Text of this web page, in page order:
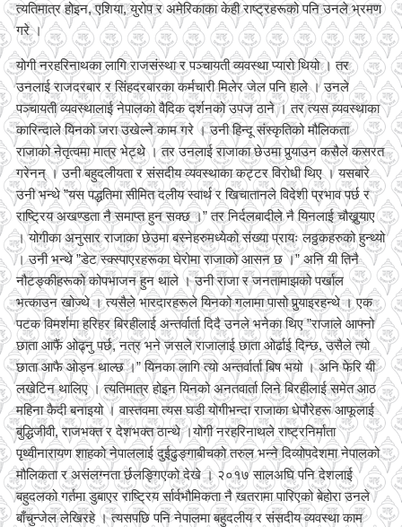
त्यतिमात्र होइन, एशिया, युरोप र अमेरिकाका केही राष्ट्रहरूको पनि उनले भ्रमण
गरे ।
योगी नरहरिनाथका लागि राजसंस्था र पञ्चायती व्यवस्था प्यारो थियो । तर
उनलाई राजदरबार र सिंहदरबारका कर्मचारी मिलेर जेल पनि हाले । उनले
पञ्चायती व्यवस्थालाई नेपालको वैदिक दर्शनको उपज ठाने । तर त्यस व्यवस्थाका
कारिन्दाले यिनको जरा उखेल्ने काम गरे । उनी हिन्दू संस्कृतिको मौलिकता
राजाको नेतृत्वमा मात्र भेट्थे । तर उनलाई राजाका छेउमा पुर्‍याउन कसैले कसरत
गरेनन् । उनी बहुदलीयता र संसदीय व्यवस्थाका कट्टर विरोधी थिए । यसबारे
उनी भन्थे ”यस पद्धतिमा सीमित दलीय स्वार्थ र खिचातानले विदेशी प्रभाव पर्छ र
राष्ट्रिय अखण्डता नै समाप्त हुन सक्छ ।” तर निर्दलबादीले नै यिनलाई चौखुर्‍याए
। योगीका अनुसार राजाका छेउमा बस्नेहरुमध्येको संख्या प्रायः लठ्ठकहरुको हुन्थ्यो
। उनी भन्थे ”डेट स्क्स्पाएरहरूका घेरोमा राजाको आसन छ ।” अनि यी तिनै
नौटङ्कीहरूको कोपभाजन हुन थाले । उनी राजा र जनतामाझको पर्खाल
भत्काउन खोज्थे । त्यसैले भारदारहरूले यिनको गलामा पासो पुर्‍याइरहन्थे । एक
पटक विमर्शमा हरिहर बिरहीलाई अन्तर्वार्ता दिदै उनले भनेका थिए ”राजाले आफ्नो
छाता आफैं ओढ्नु पर्छ, नत्र भने जसले राजालाई छाता ओर्ढाई दिन्छ, उसैले त्यो
छाता आफै ओड्न थाल्छ ।” यिनका लागि त्यो अन्तर्वार्ता बिष भयो । अनि फेरि यी
लखेटिन थालिए । त्यतिमात्र होइन यिनको अनतवार्ता लिने बिरहीलाई समेत आठ
महिना कैदी बनाइयो । वास्तवमा त्यस घडी योगीभन्दा राजाका धेपौरेहरू आफूलाई
बुद्धिजीवी, राजभक्त र देशभक्त ठान्थे ।योगी नरहरिनाथले राष्ट्रनिर्माता
पृथ्वीनारायण शाहको नेपाललाई दुईढुङ्गाबीचको तरुल भन्ने दिव्योपदेशमा नेपालको
मौलिकता र असंलग्नता र्छलङ्गिएको देखे । २०१७ सालअघि पनि देशलाई
बहुदलको गर्तमा डुबाएर राष्ट्रिय र्सार्वभौमिकता नै खतरामा पारिएको बेहोरा उनले
बाँचुन्जेल लेखिरहे । त्यसपछि पनि नेपालमा बहुदलीय र संसदीय व्यवस्था काम